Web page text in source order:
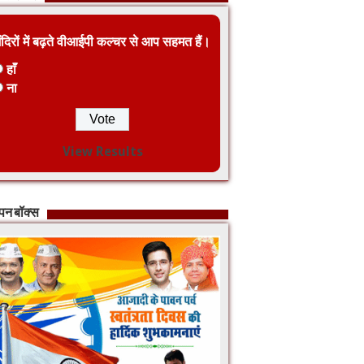
में बढ़ते वीआईपी कल्चर से आप सहमत हैं।
हाँ
ना
View Results
बॉक्स